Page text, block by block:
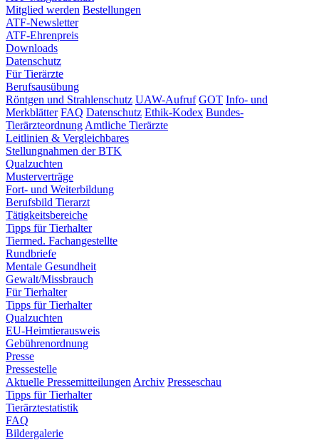
Mitglied werden Bestellungen
ATF-Newsletter
ATF-Ehrenpreis
Downloads
Datenschutz
Für Tierärzte
Berufsausübung
Röntgen und Strahlenschutz UAW-Aufruf GOT Info- und
Merkblätter FAQ Datenschutz Ethik-Kodex Bundes-
Tierärzteordnung Amtliche Tierärzte
Leitlinien & Vergleichbares
Stellungnahmen der BTK
Qualzuchten
Musterverträge
Fort- und Weiterbildung
Berufsbild Tierarzt
Tätigkeitsbereiche
Tipps für Tierhalter
Tiermed. Fachangestellte
Rundbriefe
Mentale Gesundheit
Gewalt/Missbrauch
Für Tierhalter
Tipps für Tierhalter
Qualzuchten
EU-Heimtierausweis
Gebührenordnung
Presse
Pressestelle
Aktuelle Pressemitteilungen Archiv Presseschau
Tipps für Tierhalter
Tierärztestatistik
FAQ
Bildergalerie